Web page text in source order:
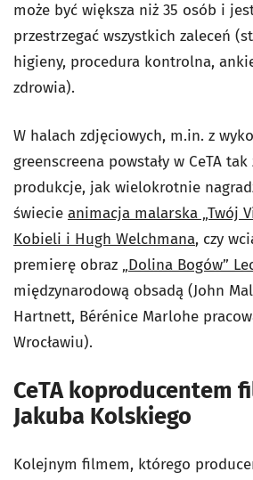
może być większa niż 35 osób i
przestrzegać wszystkich zaleceń
higieny, procedura kontrolna,
zdrowia).
W halach zdjęciowych, m.in. z
greenscreena powstały w CeTA
produkcje, jak wielokrotnie
świecie animacja malarska „Twój
Kobieli i Hugh Welchmana, czy
premierę obraz „Dolina Bogów”
międzynarodową obsadą (John
Hartnett, Bérénice Marlohe
Wrocławiu).
CeTA koproducentem
Jakuba Kolskiego
Kolejnym filmem, którego